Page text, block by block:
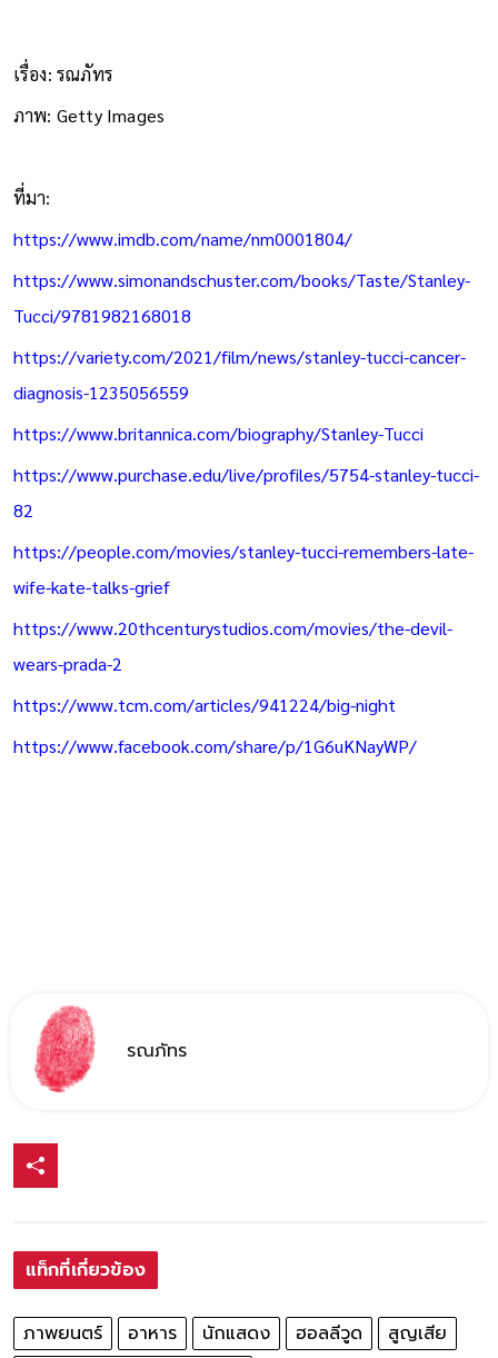
https://www.simonandschuster.com/books/Taste/Stanley-
https://variety.com/2021/film/news/stanley-tucci-cancer-
https://www.purchase.edu/live/profiles/5754-stanley-tucci-
https://people.com/movies/stanley-tucci-remembers-late-
https://www.20thcenturystudios.com/movies/the-devil-